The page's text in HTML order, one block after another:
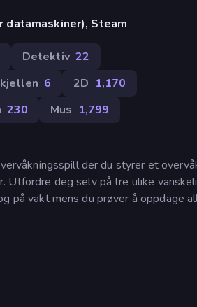
Steam
Detektiv 22
6 2D 1,170
230 Mus 1,799
der du styrer et
Utfordre deg selv på tre ulike
på vakt mens du prøver å oppdage